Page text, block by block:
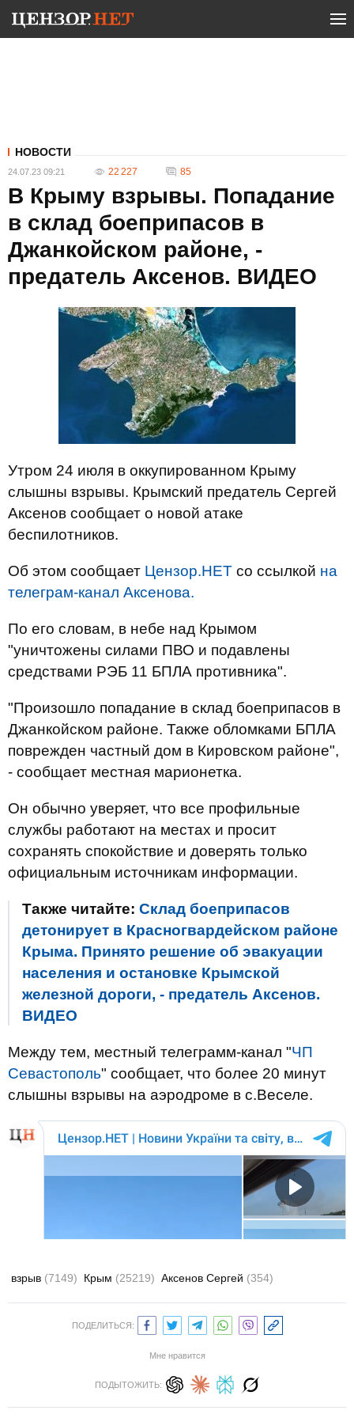
НОВОСТИ
24.07.23 09:21 22 227 85
В Крыму взрывы. Попадание
в склад боеприпасов в
Джанкойском районе, -
предатель Аксенов. ВИДЕО
Утром 24 июля в оккупированном Крыму
слышны взрывы. Крымский предатель Сергей
Аксенов сообщает о новой атаке
беспилотников.
Об этом сообщает Цензор.НЕТ со ссылкой на
телеграм-канал Аксенова.
По его словам, в небе над Крымом
"уничтожены силами ПВО и подавлены
средствами РЭБ 11 БПЛА противника".
"Произошло попадание в склад боеприпасов в
Джанкойском районе. Также обломками БПЛА
поврежден частный дом в Кировском районе",
- сообщает местная марионетка.
Он обычно уверяет, что все профильные
службы работают на местах и просит
сохранять спокойствие и доверять только
официальным источникам информации.
Также читайте: Склад боеприпасов
детонирует в Красногвардейском районе
Крыма. Принято решение об эвакуации
населения и остановке Крымской
железной дороги, - предатель Аксенов.
ВИДЕО
Между тем, местный телеграмм-канал "ЧП
Севастополь" сообщает, что более 20 минут
слышны взрывы на аэродроме в с.Веселе.
взрыв (7149) Крым (25219) Аксенов Сергей (354)
ПОДЕЛИТЬСЯ:
Мне нравится
ПОДЫТОЖИТЬ: